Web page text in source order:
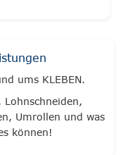
ums KLEBEN.
Umrollen und was
können!